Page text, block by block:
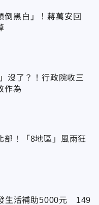
倒黑白」！蔣萬安回
沒了？！行政院收三
作為
部！「8地區」風雨狂
生活補助5000元 149